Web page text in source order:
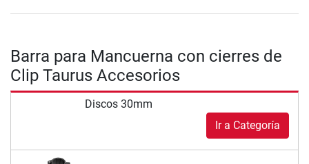
Barra para Mancuerna con cierres de
Clip Taurus Accesorios
Discos 30mm
Ir a Categoría